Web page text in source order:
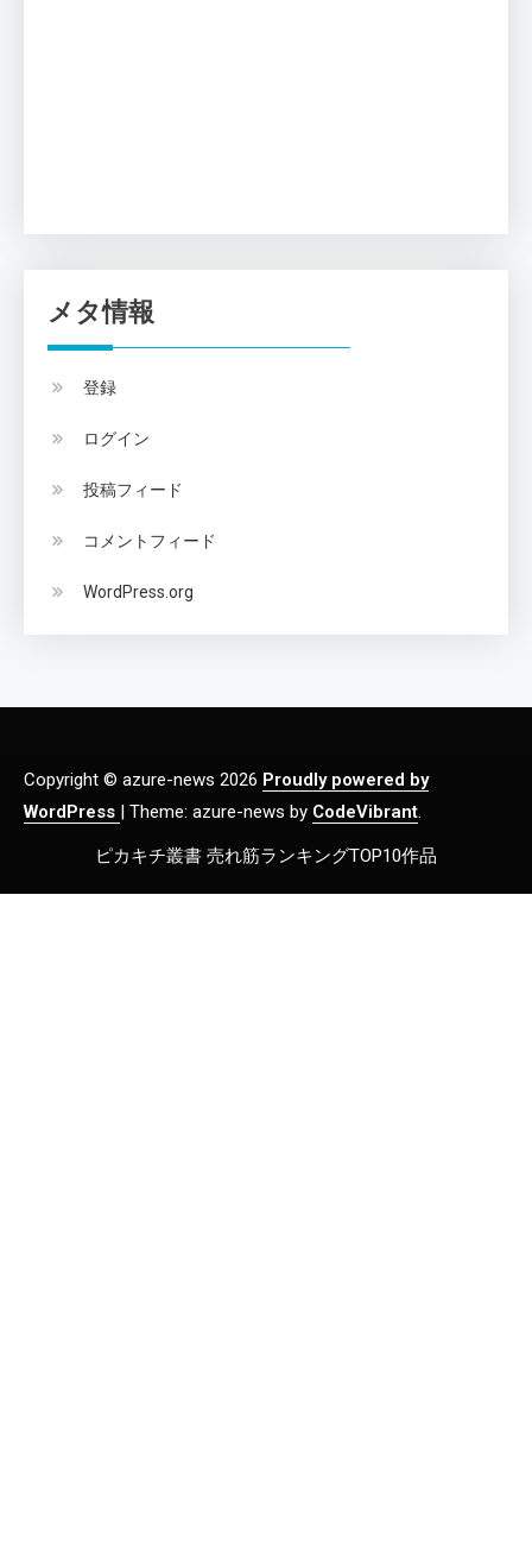
メタ情報
登録
ログイン
投稿フィード
コメントフィード
WordPress.org
Copyright © azure-news 2026 Proudly powered by
WordPress
Theme: azure-news by CodeVibrant.
ピカキチ叢書 売れ筋ランキングTOP10作品